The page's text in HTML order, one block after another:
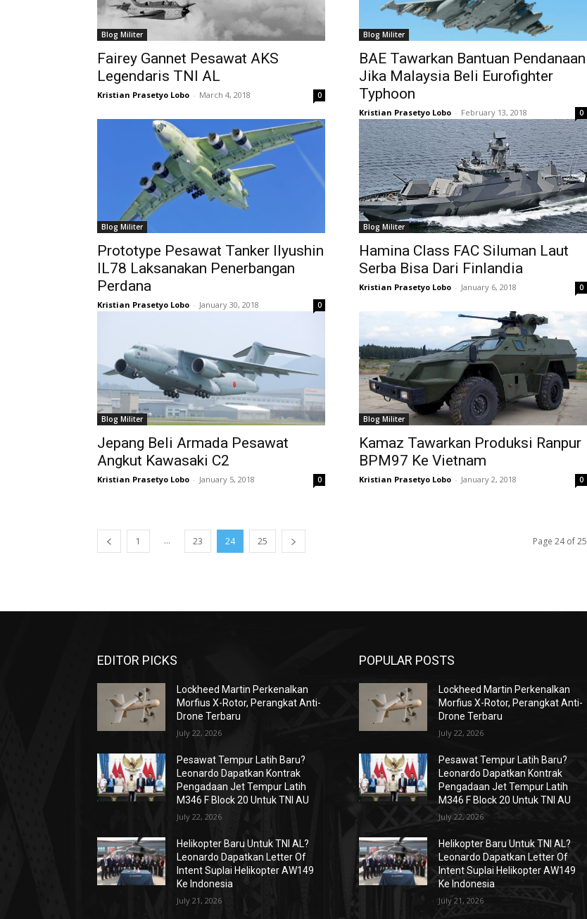
Blog Militer
Fairey Gannet Pesawat AKS
Legendaris TNI AL
Kristian Prasetyo Lobo - March 4, 2018 0
Blog Militer
BAE Tawarkan Bantuan Pendanaan
Jika Malaysia Beli Eurofighter
Typhoon
Kristian Prasetyo Lobo - February 13, 2018 0
Blog Militer
Prototype Pesawat Tanker Ilyushin
IL78 Laksanakan Penerbangan
Perdana
Kristian Prasetyo Lobo - January 30, 2018 0
Blog Militer
Hamina Class FAC Siluman Laut
Serba Bisa Dari Finlandia
Kristian Prasetyo Lobo - January 6, 2018 0
Blog Militer
Jepang Beli Armada Pesawat
Angkut Kawasaki C2
Kristian Prasetyo Lobo - January 5, 2018 0
Blog Militer
Kamaz Tawarkan Produksi Ranpur
BPM97 Ke Vietnam
Kristian Prasetyo Lobo - January 2, 2018 0
1 ... 23 24 25 Page 24 of 25
EDITOR PICKS
Lockheed Martin Perkenalkan
Morfius X-Rotor, Perangkat Anti-
Drone Terbaru
July 22, 2026
Pesawat Tempur Latih Baru?
Leonardo Dapatkan Kontrak
Pengadaan Jet Tempur Latih
M346 F Block 20 Untuk TNI AU
July 22, 2026
Helikopter Baru Untuk TNI AL?
Leonardo Dapatkan Letter Of
Intent Suplai Helikopter AW149
Ke Indonesia
July 21, 2026
POPULAR POSTS
Lockheed Martin Perkenalkan
Morfius X-Rotor, Perangkat Anti-
Drone Terbaru
July 22, 2026
Pesawat Tempur Latih Baru?
Leonardo Dapatkan Kontrak
Pengadaan Jet Tempur Latih
M346 F Block 20 Untuk TNI AU
July 22, 2026
Helikopter Baru Untuk TNI AL?
Leonardo Dapatkan Letter Of
Intent Suplai Helikopter AW149
Ke Indonesia
July 21, 2026